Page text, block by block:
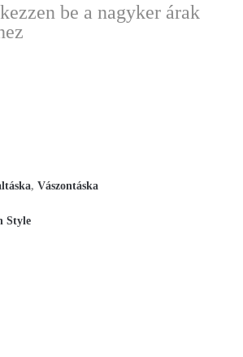
be a nagyker árak
, Vászontáska
Style